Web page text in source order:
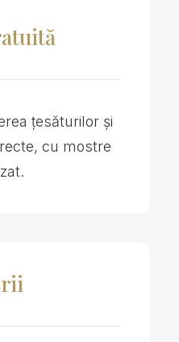
țesăturilor și
cu mostre